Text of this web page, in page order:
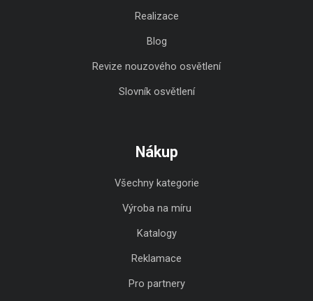
Realizace
Blog
Revize nouzového osvětlení
Slovník osvětlení
Nákup
Všechny kategorie
Výroba na míru
Katalogy
Reklamace
Pro partnery